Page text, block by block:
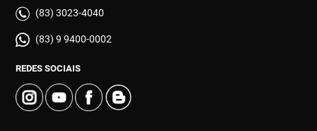
(83) 3023-4040
(83) 9 9400-0002
REDES SOCIAIS